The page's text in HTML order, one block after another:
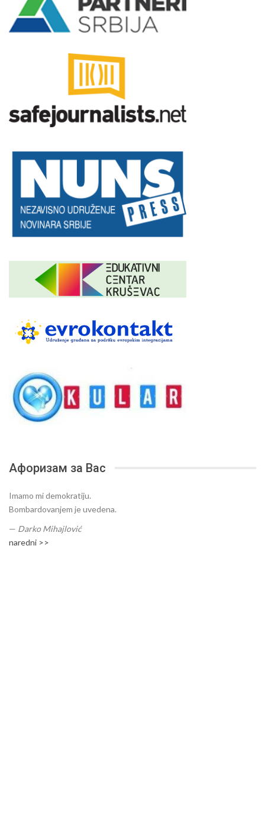
Афоризам за Вас
Imamo mi demokratiju.
Bombardovanjem je uvedena.
— Darko Mihajlović
naredni >>